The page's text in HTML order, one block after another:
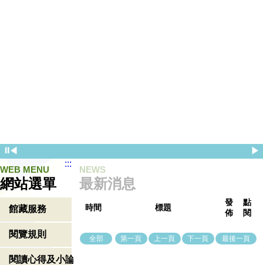
⏸◀
▶
WEB MENU
網站選單
館藏服務
閱覽規則
閱讀心得及小論
:::
最新消息
NEWS
時間 標題
發
佈
點
閱
全部 第一頁 上一頁 下一頁 最後一頁